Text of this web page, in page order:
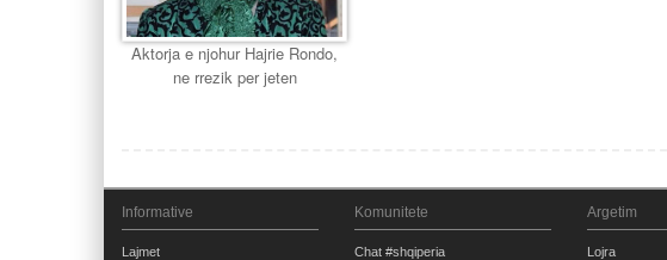
Aktorja e njohur Hajrie Rondo,
ne rrezik per jeten
Informative
Lajmet
Komunitete
Chat #shqiperia
Argetim
Lojra